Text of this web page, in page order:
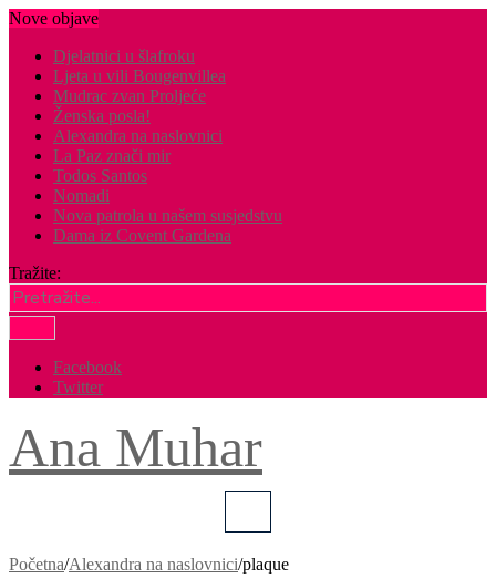
Nove objave
Djelatnici u šlafroku
Ljeta u vili Bougenvillea
Mudrac zvan Proljeće
Ženska posla!
Alexandra na naslovnici
La Paz znači mir
Todos Santos
Nomadi
Nova patrola u našem susjedstvu
Dama iz Covent Gardena
Tražite:
Facebook
Twitter
Ana Muhar
Početna/Alexandra na naslovnici/plaque